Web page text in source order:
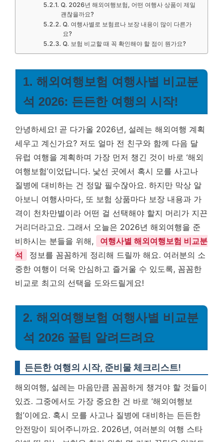
Q. 2026년 해외여행보험, 어떤 여행사 상품이 제일
괜찮을까요?
Q. 여행사별로 보험료나 보장 내용이 많이 다른가
요?
Q. 보험 비교할 때 꼭 확인해야 할 점이 뭔가요?
1. 해외여행보험 여행사별 비교분
석 2026: 든든한 여행의 시작!
안녕하세요! 곧 다가올 2026년, 설레는 해외여행 계획
세우고 계신가요? 저도 얼마 전 친구와 함께 다음 달
유럽 여행을 계획하며 가장 먼저 챙긴 것이 바로 ‘해외
여행보험’이었답니다. 낯선 곳에서 혹시 모를 사고나
질병에 대비하는 건 정말 필수잖아요. 하지만 막상 알
아보니 여행사마다, 또 보험 상품마다 보장 내용과 가
격이 천차만별이라 어떤 걸 선택해야 할지 머리가 지끈
거리더라고요. 그래서 오늘은 2026년 해외여행을 준
비하시는 분들을 위해,
여행사별 해외여행보험 비교분
석
정보를 꼼꼼하게 정리해 드릴까 해요. 여러분의 소
중한 여행이 더욱 안심하고 즐거울 수 있도록, 꼼꼼한
비교로 최고의 선택을 도와드릴게요!
2. 해외여행보험 여행사별 비교분
석 2026 꿀팁 알려드려요
든든한 여행의 시작, 준비물 체크리스트!
해외여행, 설레는 마음만큼 꼼꼼하게 챙겨야 할 것들이
있죠. 그중에서도 가장 중요한 건 바로 ‘해외여행보
험’이에요. 혹시 모를 사고나 질병에 대비하는 든든한
안전망이 되어주니까요. 2026년, 여러분의 여행 스타